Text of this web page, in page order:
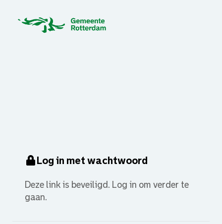
Log in met wachtwoord
Deze link is beveiligd. Log in om verder te
gaan.